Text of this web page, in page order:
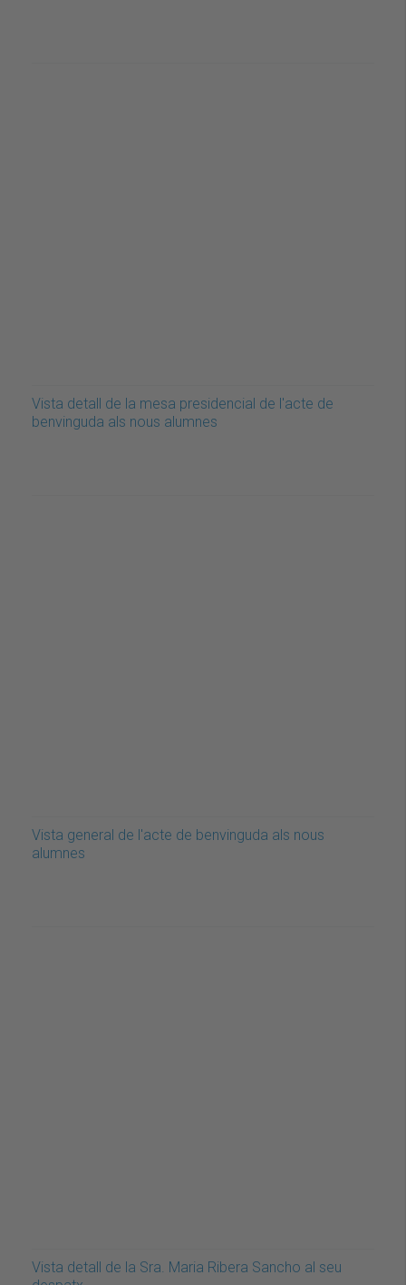
Vista detall de la mesa presidencial de l'acte de
benvinguda als nous alumnes
Vista general de l'acte de benvinguda als nous
alumnes
Vista detall de la Sra. Maria Ribera Sancho al seu